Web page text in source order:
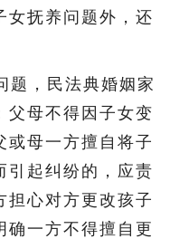
女抚养问题外，还
，民法典婚姻家
父母不得因子女变
或母一方擅自将子
引起纠纷的，应责
担心对方更改孩子
确一方不得擅自更